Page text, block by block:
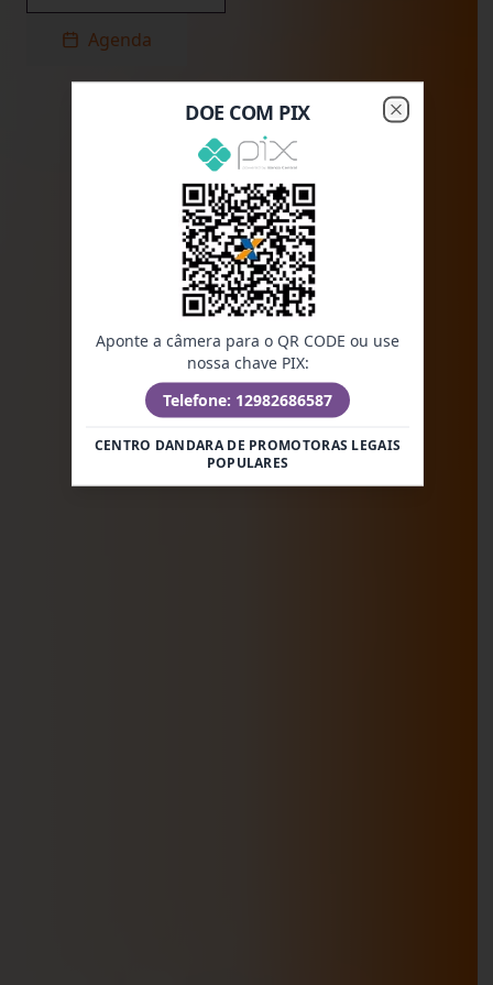
Agenda
DOE COM PIX
Aponte a câmera para o QR CODE ou use
nossa chave PIX:
Telefone: 12982686587
CENTRO DANDARA DE PROMOTORAS LEGAIS
POPULARES
Close